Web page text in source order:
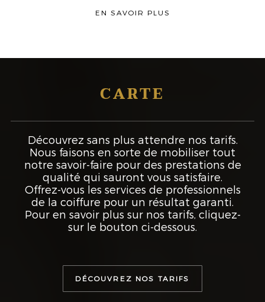
EN SAVOIR PLUS
CARTE
Découvrez sans plus attendre nos tarifs.
Nous faisons en sorte de mobiliser tout
notre savoir-faire pour des prestations de
qualité qui sauront vous satisfaire.
Offrez-vous les services de professionnels
de la coiffure pour un résultat garanti.
Pour en savoir plus sur nos tarifs, cliquez-
sur le bouton ci-dessous.
DÉCOUVREZ NOS TARIFS